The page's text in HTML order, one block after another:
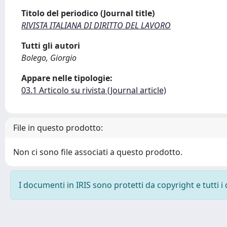
Titolo del periodico (Journal title)
RIVISTA ITALIANA DI DIRITTO DEL LAVORO
Tutti gli autori
Bolego, Giorgio
Appare nelle tipologie:
03.1 Articolo su rivista (Journal article)
File in questo prodotto:
Non ci sono file associati a questo prodotto.
I documenti in IRIS sono protetti da copyright e tutti